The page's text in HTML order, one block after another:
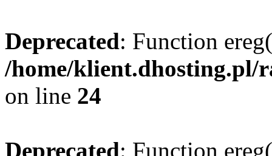
Deprecated: Function
/home/klient.dhosting.pl/
on line 24
Deprecated: Function